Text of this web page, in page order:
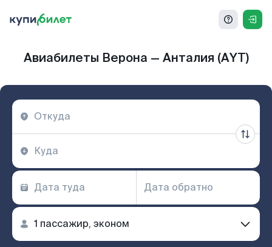
Авиабилеты Верона — Анталия (AYT)